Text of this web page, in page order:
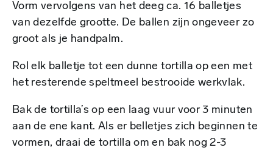
Vorm vervolgens van het deeg ca. 16 balletjes
van dezelfde grootte. De ballen zijn ongeveer zo
groot als je handpalm.
Rol elk balletje tot een dunne tortilla op een met
het resterende speltmeel bestrooide werkvlak.
Bak de tortilla’s op een laag vuur voor 3 minuten
aan de ene kant. Als er belletjes zich beginnen te
vormen, draai de tortilla om en bak nog 2-3